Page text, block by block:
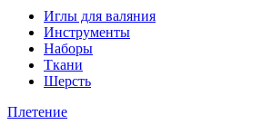
Иглы для валяния
Инструменты
Наборы
Ткани
Шерсть
Плетение